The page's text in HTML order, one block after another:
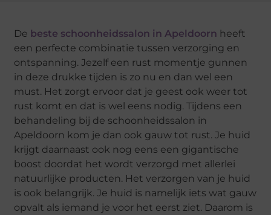
De beste schoonheidssalon in Apeldoorn heeft
een perfecte combinatie tussen verzorging en
ontspanning. Jezelf een rust momentje gunnen
in deze drukke tijden is zo nu en dan wel een
must. Het zorgt ervoor dat je geest ook weer tot
rust komt en dat is wel eens nodig. Tijdens een
behandeling bij de schoonheidssalon in
Apeldoorn kom je dan ook gauw tot rust. Je huid
krijgt daarnaast ook nog eens een gigantische
boost doordat het wordt verzorgd met allerlei
natuurlijke producten. Het verzorgen van je huid
is ook belangrijk. Je huid is namelijk iets wat gauw
opvalt als iemand je voor het eerst ziet. Daarom is